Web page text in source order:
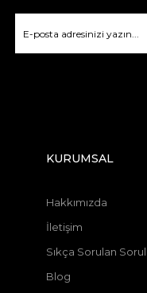
KURUMSAL
Hakkımızda
İletişim
Sıkça Sorulan
Blog